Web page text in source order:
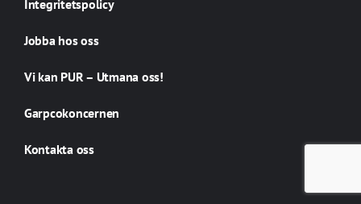
Integritetspolicy
Jobba hos oss
Vi kan PUR – Utmana oss!
Garpcokoncernen
Kontakta oss